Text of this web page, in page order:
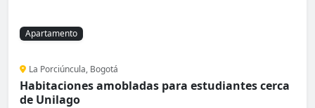
Apartamento
La Porciúncula, Bogotá
Habitaciones amobladas para estudiantes cerca
de Unilago